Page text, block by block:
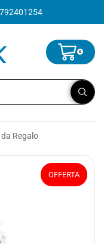
0
Regalo
OFFERTA